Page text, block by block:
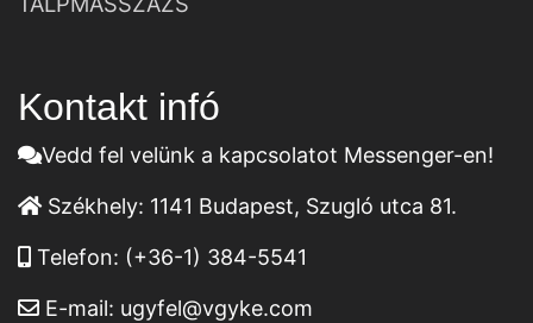
Kontakt infó
Vedd fel velünk a kapcsolatot Messenger-en!
Székhely: 1141 Budapest, Szugló utca 81.
Telefon: (+36-1) 384-5541
E-mail: ugyfel@vgyke.com